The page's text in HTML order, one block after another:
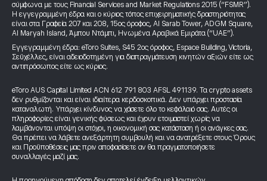
σύμφωνα με τους Financial Services and Market Regulations 2015 (“FSMR”).
Η εγγεγραμμένη έδρα και ο κύριος τόπος επιχειρηματικής δραστηριότητας
είναι στα Γραφεία 207 και 208, 15ος όροφος, Al Sarab Tower, ADGM Square,
Al Maryah Island, Άμπου Ντάμπι, Ηνωμένα Αραβικά Εμιράτα (“UAE”).
Εγγεγραμμένη έδρα: eToro Suites, S45 2ος όροφος, Espace Building, Victoria,
Σεϋχέλλες, είναι αδειοδοτημένη για διαπραγμάτευση κινητών αξιών είτε ως
αντιπρόσωπος είτε ως κύριος.
eToro AUS Capital Limited ACN 612 791 803 AFSL 491139. Τα crypto assets
δεν ρυθμίζονται και είναι ιδιαίτερα κερδοσκοπικά. Δεν υπάρχει προστασία
καταναλωτή. Υπάρχει κίνδυνος να χάσετε όλο το κεφάλαιό σας. Αυτές οι
πληροφορίες είναι γενικής φύσεως και έχουν ετοιμαστεί χωρίς να
λαμβάνονται υπόψη οι στόχοι, η οικονομική σας κατάσταση ή οι ανάγκες σας.
Θα πρέπει να λάβετε ανεξάρτητη συμβουλή και να ανατρέξετε στους Όρους
και Προϋποθέσεις μας πριν αποφασίσετε αν θα πραγματοποιήσετε
συναλλαγές μαζί μας.